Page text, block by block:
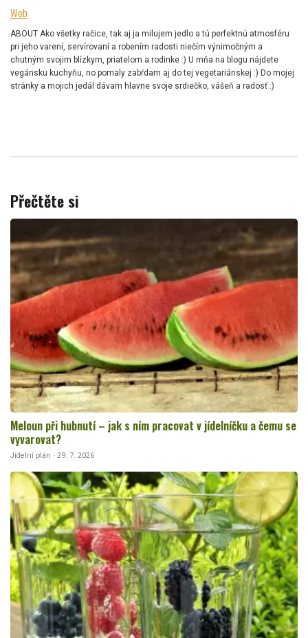
Web
ABOUT Ako všetky račice, tak aj ja milujem jedlo a tú perfektnú atmosféru
pri jeho varení, servírovaní a robením radosti niečím výnimočným a
chutným svojim blízkym, priatelom a rodinke :) U mňa na blogu nájdete
vegánsku kuchyňu, no pomaly zabŕdam aj do tej vegetariánskej :) Do mojej
stránky a mojich jedál dávam hlavne svoje srdiečko, vášeň a radosť :)
Přečtěte si
Meloun při hubnutí – jak s ním pracovat v jídelníčku a čemu se
vyvarovat?
Jídelní plán · 29. 7. 2026